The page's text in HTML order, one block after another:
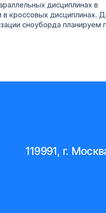
дисциплинах в
кроссовых дисциплинах.
сноуборда планируем
119991, г.